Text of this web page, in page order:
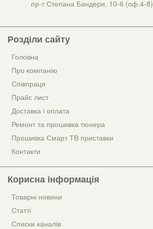
пр-т Степана Бандери, 10-б (оф.4-8)
Розділи сайту
Головна
Про компанію
Співпраця
Прайс лист
Доставка і оплата
Ремонт та прошивка тюнера
Прошивка Смарт ТВ приставки
Контакти
Корисна інформація
Товарні новини
Статті
Списки каналів